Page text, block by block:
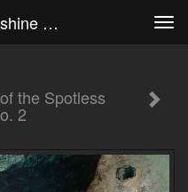
Gerard Staals - Eternal Sunshine Of The Spotless Mind No. 2
the Spotless
2